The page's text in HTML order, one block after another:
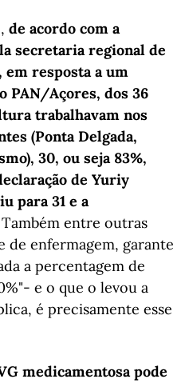
de acordo com a
secretaria regional de
em resposta a um
PAN/Açores, dos 36
trabalhavam nos
(Ponta Delgada,
30, ou seja 83%,
de Yuriy
para 31 e a
Também entre outras
de enfermagem, garante
a percentagem de
e o que o levou a
é precisamente esse
medicamentosa pode